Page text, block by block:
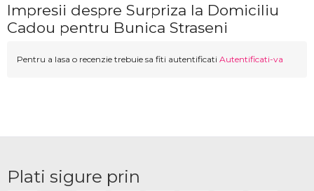
Impresii despre Surpriza la Domiciliu
Cadou pentru Bunica Straseni
Pentru a lasa o recenzie trebuie sa fiti autentificati Autentificati-va
Plati sigure prin